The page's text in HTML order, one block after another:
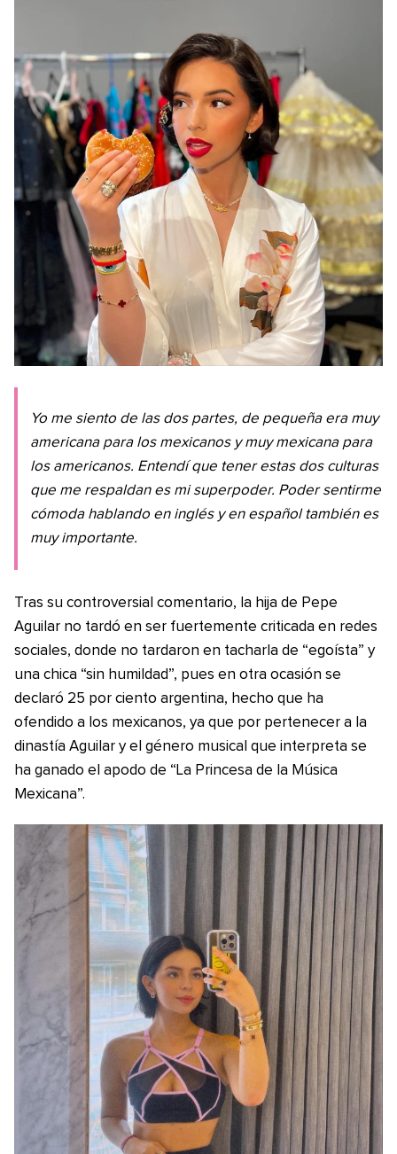
Yo me siento de las dos partes, de pequeña era muy
americana para los mexicanos y muy mexicana para
los americanos. Entendí que tener estas dos culturas
que me respaldan es mi superpoder. Poder sentirme
cómoda hablando en inglés y en español también es
muy importante.
Tras su controversial comentario, la hija de Pepe
Aguilar no tardó en ser fuertemente criticada en redes
sociales, donde no tardaron en tacharla de “egoísta” y
una chica “sin humildad”, pues en otra ocasión se
declaró 25 por ciento argentina, hecho que ha
ofendido a los mexicanos, ya que por pertenecer a la
dinastía Aguilar y el género musical que interpreta se
ha ganado el apodo de “La Princesa de la Música
Mexicana”.